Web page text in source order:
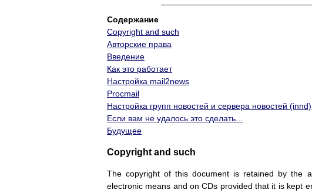
Содержание
Copyright and such
Авторские права
Введение
Как это работает
Настройка mail2news
Procmail
Настройка групп новостей и сервера новостей (innd)
Если вам не удалось это сделать...
Будущее
Copyright and such
The copyright of this document is retained by the
electronic means and on CDs provided that it is kept